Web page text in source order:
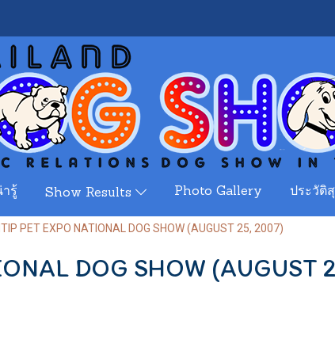
ารู้ Show Results Photo Gallery ประวัติ
PET EXPO NATIONAL DOG SHOW (AUGUST 25, 2007)
DOG SHOW (AUGUST